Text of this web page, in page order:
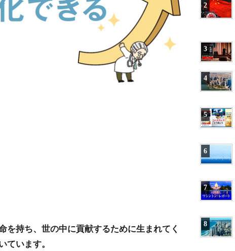
を持ち、世の中に貢献するために生まれてく
ています。
2
3
4
5
6
7
8